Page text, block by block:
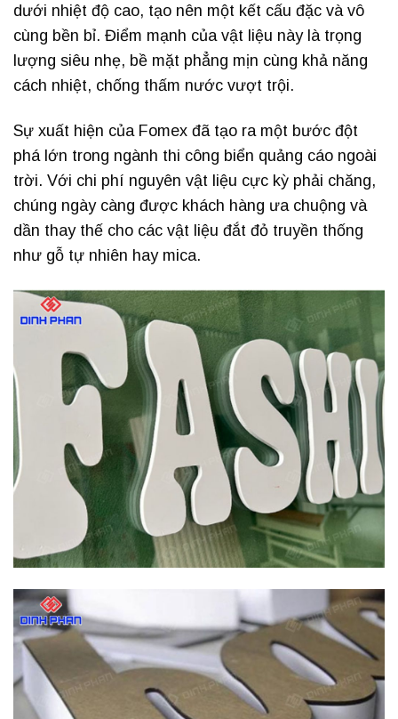
dưới nhiệt độ cao, tạo nên một kết cấu đặc và vô
cùng bền bỉ. Điểm mạnh của vật liệu này là trọng
lượng siêu nhẹ, bề mặt phẳng mịn cùng khả năng
cách nhiệt, chống thấm nước vượt trội.
Sự xuất hiện của Fomex đã tạo ra một bước đột
phá lớn trong ngành thi công biển quảng cáo ngoài
trời. Với chi phí nguyên vật liệu cực kỳ phải chăng,
chúng ngày càng được khách hàng ưa chuộng và
dần thay thế cho các vật liệu đắt đỏ truyền thống
như gỗ tự nhiên hay mica.